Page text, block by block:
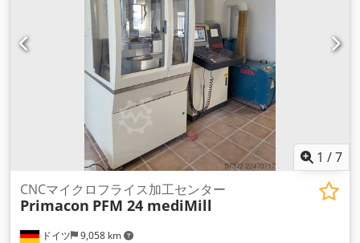
1 /7
ドイツ 9,058 km
CNCマイクロフライス加工センター
Primacon PFM 24 mediMill